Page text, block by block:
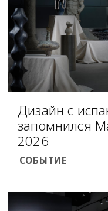
Дизайн с
запомнился
2026
СОБЫТИЕ